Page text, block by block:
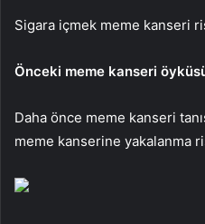
Sigara içmek meme kanseri
Önceki meme kanseri
Daha önce meme kanseri
meme kanserine yakalanma